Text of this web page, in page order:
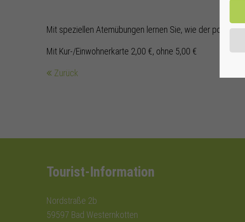
Mit speziellen Atemübungen lernen Sie, wie der
Mit Kur-/Einwohnerkarte 2,00 €, ohne 5,00 €
Zurück
Tourist-Information
Nordstraße 2b
59597 Bad Westernkotten